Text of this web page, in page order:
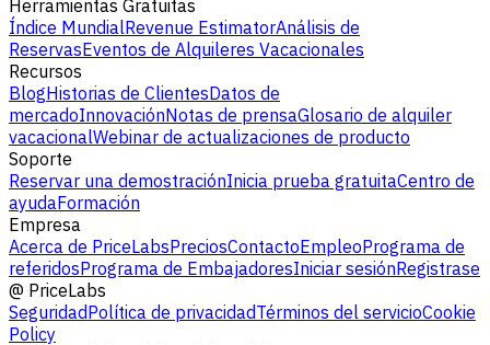
Herramientas Gratuitas
Índice MundialRevenue EstimatorAnálisis de
ReservasEventos de Alquileres Vacacionales
Recursos
BlogHistorias de ClientesDatos de
mercadoInnovaciónNotas de prensaGlosario de alquiler
vacacionalWebinar de actualizaciones de producto
Soporte
Reservar una demostraciónInicia prueba gratuitaCentro de
ayudaFormación
Empresa
Acerca de PriceLabsPreciosContactoEmpleoPrograma de
referidosPrograma de EmbajadoresIniciar sesiónRegistrase
@ PriceLabs
SeguridadPolítica de privacidadTérminos del servicioCookie
Policy